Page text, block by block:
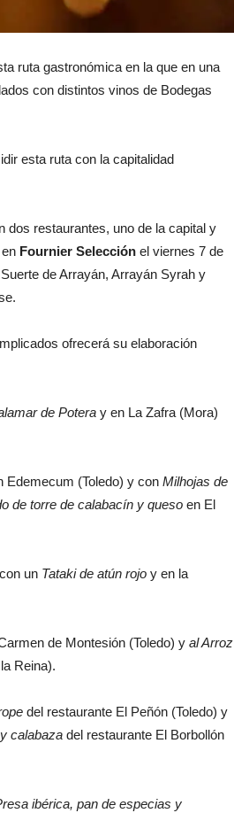
ruta gastronómica en la que en una
con distintos vinos de Bodegas
esta ruta con la capitalidad
dos restaurantes, uno de la capital y
en Fournier Selección el viernes 7 de
de Arrayán, Arrayán Syrah y
ofrecerá su elaboración
de Potera y en La Zafra (Mora)
Edemecum (Toledo) y con Milhojas de
de torre de calabacín y queso en El
un Tataki de atún rojo y en la
de Montesión (Toledo) y al Arroz
Reina).
del restaurante El Peñón (Toledo) y
calabaza del restaurante El Borbollón
ibérica, pan de especias y